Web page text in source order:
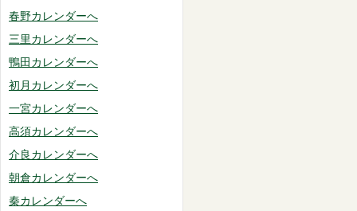
春野カレンダーへ
三里カレンダーへ
鴨田カレンダーへ
初月カレンダーへ
一宮カレンダーへ
高須カレンダーへ
介良カレンダーへ
朝倉カレンダーへ
秦カレンダーへ